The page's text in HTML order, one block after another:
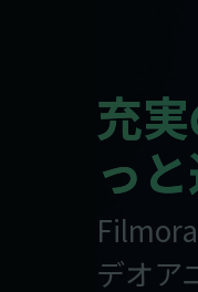
充
っ
デオア